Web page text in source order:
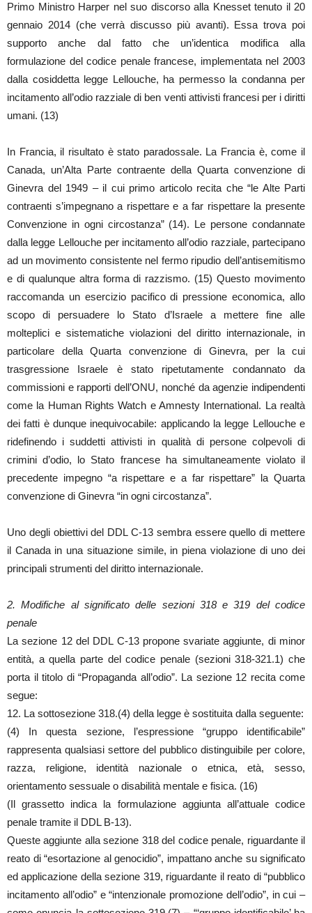
Primo Ministro Harper nel suo discorso alla Knesset tenuto il 20
gennaio 2014 (che verrà discusso più avanti). Essa trova poi
supporto anche dal fatto che un’identica modifica alla
formulazione del codice penale francese, implementata nel 2003
dalla cosiddetta legge Lellouche, ha permesso la condanna per
incitamento all’odio razziale di ben venti attivisti francesi per i diritti
umani. (13)
In Francia, il risultato è stato paradossale. La Francia è, come il
Canada, un’Alta Parte contraente della Quarta convenzione di
Ginevra del 1949 – il cui primo articolo recita che “le Alte Parti
contraenti s’impegnano a rispettare e a far rispettare la presente
Convenzione in ogni circostanza” (14). Le persone condannate
dalla legge Lellouche per incitamento all’odio razziale, partecipano
ad un movimento consistente nel fermo ripudio dell’antisemitismo
e di qualunque altra forma di razzismo. (15) Questo movimento
raccomanda un esercizio pacifico di pressione economica, allo
scopo di persuadere lo Stato d’Israele a mettere fine alle
molteplici e sistematiche violazioni del diritto internazionale, in
particolare della Quarta convenzione di Ginevra, per la cui
trasgressione Israele è stato ripetutamente condannato da
commissioni e rapporti dell’ONU, nonché da agenzie indipendenti
come la Human Rights Watch e Amnesty International. La realtà
dei fatti è dunque inequivocabile: applicando la legge Lellouche e
ridefinendo i suddetti attivisti in qualità di persone colpevoli di
crimini d’odio, lo Stato francese ha simultaneamente violato il
precedente impegno “a rispettare e a far rispettare” la Quarta
convenzione di Ginevra “in ogni circostanza”.
Uno degli obiettivi del DDL C-13 sembra essere quello di mettere
il Canada in una situazione simile, in piena violazione di uno dei
principali strumenti del diritto internazionale.
2. Modifiche al significato delle sezioni 318 e 319 del codice
penale
La sezione 12 del DDL C-13 propone svariate aggiunte, di minor
entità, a quella parte del codice penale (sezioni 318-321.1) che
porta il titolo di “Propaganda all’odio”. La sezione 12 recita come
segue:
12. La sottosezione 318.(4) della legge è sostituita dalla seguente:
(4) In questa sezione, l’espressione “gruppo identificabile”
rappresenta qualsiasi settore del pubblico distinguibile per colore,
razza, religione, identità nazionale o etnica, età, sesso,
orientamento sessuale o disabilità mentale e fisica. (16)
(Il grassetto indica la formulazione aggiunta all’attuale codice
penale tramite il DDL B-13).
Queste aggiunte alla sezione 318 del codice penale, riguardante il
reato di “esortazione al genocidio”, impattano anche su significato
ed applicazione della sezione 319, riguardante il reato di “pubblico
incitamento all’odio” e “intenzionale promozione dell’odio”, in cui –